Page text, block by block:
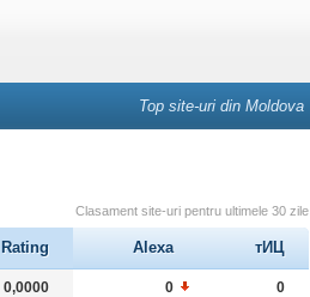
Top site-uri din Moldova
Clasament site-uri pentru ultimele 30 zile
Rating Alexa тИЦ
0,0000 0 0